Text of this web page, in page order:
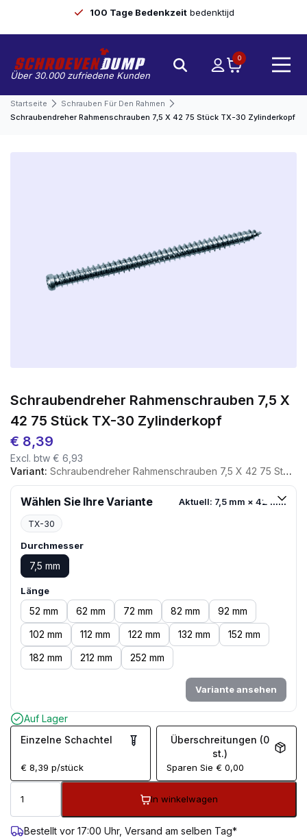
100 Tage Bedenkzeitbedenktijd
Über 30.000 zufriedene Kunden
0
Startseite
Schrauben Für Den Rahmen
Schraubendreher Rahmenschrauben 7,5 X 42 75 Stück TX-30 Zylinderkopf
Schraubendreher Rahmenschrauben 7,5 X
42 75 Stück TX-30 Zylinderkopf
€ 8,39
Excl. btw € 6,93
Variant: Schraubendreher Rahmenschrauben 7,5 X 42 75 Stück TX-30 Zylinderkopf
Wählen Sie Ihre Variante Aktuell: 7,5 mm × 42 mm
TX-30
Durchmesser
7,5 mm
Länge
52 mm 62 mm 72 mm 82 mm
92 mm
102 mm
112 mm 122 mm 132 mm
152 mm
182 mm
212 mm 252 mm
Variante ansehen
Auf Lager
Einzelne Schachtel
€ 8,39 p/stück
Überschreitungen (0
st.)
Sparen Sie€ 0,00
In winkelwagen
Bestellt vor 17:00 Uhr, Versand am selben Tag*